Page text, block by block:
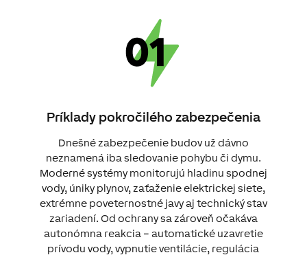
Príklady pokročilého zabezpečenia
Dnešné zabezpečenie budov už dávno
neznamená iba sledovanie pohybu či dymu.
Moderné systémy monitorujú hladinu spodnej
vody, úniky plynov, zaťaženie elektrickej siete,
extrémne poveternostné javy aj technický stav
zariadení. Od ochrany sa zároveň očakáva
autonómna reakcia – automatické uzavretie
prívodu vody, vypnutie ventilácie, regulácia